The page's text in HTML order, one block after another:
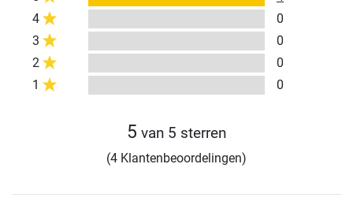
4
0
3
0
2
0
1
0
5 van 5 sterren
(4 Klantenbeoordelingen)